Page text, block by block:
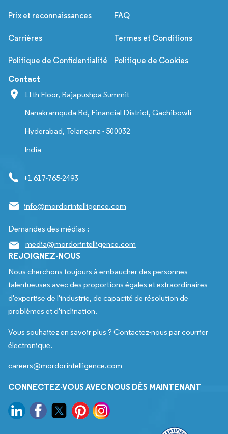
Prix et reconnaissances FAQ
Carrières Termes et Conditions
Politique de Confidentialité Politique de Cookies
Contact
11th Floor, Rajapushpa Summit
Nanakramguda Rd, Financial District, Gachibowli
Hyderabad, Telangana - 500032
India
+1 617-765-2493
info@mordorintelligence.com
Demandes des médias :
media@mordorintelligence.com
REJOIGNEZ-NOUS
Nous cherchons toujours à embaucher des personnes
talentueuses avec des proportions égales et extraordinaires
d'expertise de l'industrie, de capacité de résolution de
problèmes et d'inclination.
Vous souhaitez en savoir plus ? Contactez-nous par courrier
électronique.
careers@mordorintelligence.com
CONNECTEZ-VOUS AVEC NOUS DÈS MAINTENANT